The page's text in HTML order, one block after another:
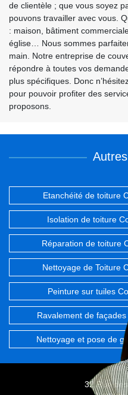
de clientèle ; que vous soyez
pouvons travailler avec vous.
: maison, bâtiment
église… Nous sommes
main. Notre entreprise de
répondre à toutes vos
plus spécifiques. Donc
pour pouvoir profiter des
proposons.
Etanchéité de toiture
Isolation de toiture
Réparation de toiture
Nettoyage de Toiture
Peinture sur tuiles
Ravalement de
Nettoyage et pose de
32 Rue